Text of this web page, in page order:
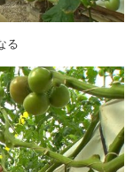
る